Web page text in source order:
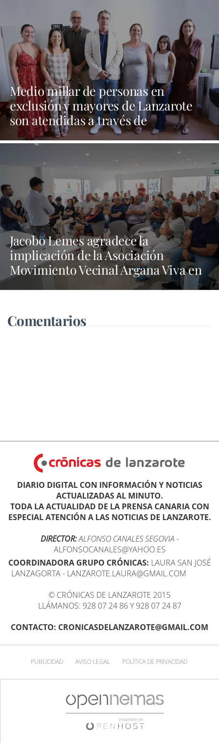
Medio millar de personas en
exclusión y mayores de Lanzarote
son atendidas a través de
programas sociales
Jacobo Lemes agradece la
implicación de la Asociación
Movimiento Vecinal Argana Viva en
la lucha contra los vertidos incívicos
Comentarios
DIARIO DIGITAL CON INFORMACIÓN Y NOTICIAS
ACTUALIZADAS AL MINUTO.
TODA LA ACTUALIDAD DE LA PRENSA CANARIA CON
ESPECIAL ATENCIÓN A LAS NOTICIAS DE LANZAROTE.
DIRECTOR:ALFONSO CANALES SEGOVIA -
ALFONSOCANALES@YAHOO.ES
COORDINADORA GRUPO CRÓNICAS: LAURA SAN JOSÉ
LANZAGORTA - LANZAROTE.LAURA@GMAIL.COM
© CRÓNICAS DE LANZAROTE 2015
LLÁMANOS: 928 07 24 86 Y 928 07 24 87
CONTACTO: CRONICASDELANZAROTE@GMAIL.COM
PUBLICIDAD AVISO LEGAL POLÍTICA DE PRIVACIDAD